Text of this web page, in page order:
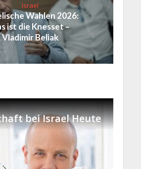
Israel
Wahlen 2026:
ist die Knesset –
Vladimir Beliak
bei Israel Heute